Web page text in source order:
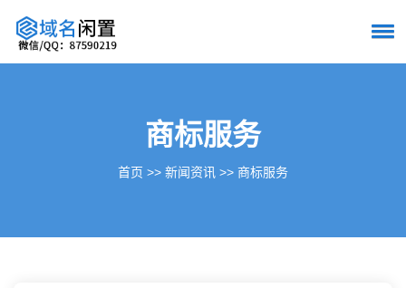
商标服务
首页 >> 新闻资讯 >> 商标服务